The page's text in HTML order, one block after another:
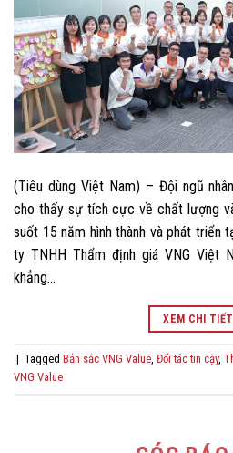
(Tiêu dùng Việt Nam) – Đội ngũ
cho thấy sự tích cực về chất lượng
suốt 15 năm hình thành và phát triển
ty TNHH Thẩm định giá VNG Việt
khẳng…
XEM CHI TIẾT
| Tagged Bản sắc VNG Value Đối tác tin cậy,
VNG Value